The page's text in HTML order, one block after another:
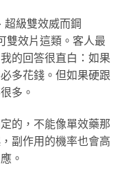
超級雙效威而鋼
雙效片這類。客人最
的回答很直白：如果
多花錢。但如果硬跟
多。
的，不能像單效藥那
副作用的機率也會高
。